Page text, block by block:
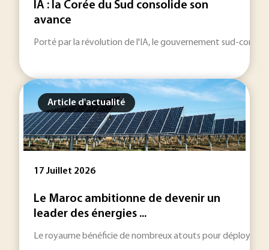
IA : la Corée du Sud consolide son
avance
Porté par la révolution de l'IA, le gouvernement sud-
Article d'actualité
17 Juillet 2026
Le Maroc ambitionne de devenir un
leader des énergies ...
Le royaume bénéficie de nombreux atouts pour déployer